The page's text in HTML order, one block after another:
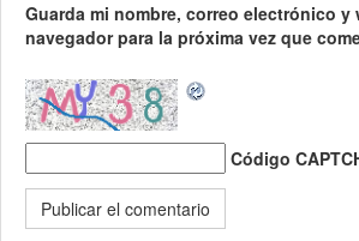
Guarda mi nombre, correo electrónico y
navegador para la próxima vez que
Código